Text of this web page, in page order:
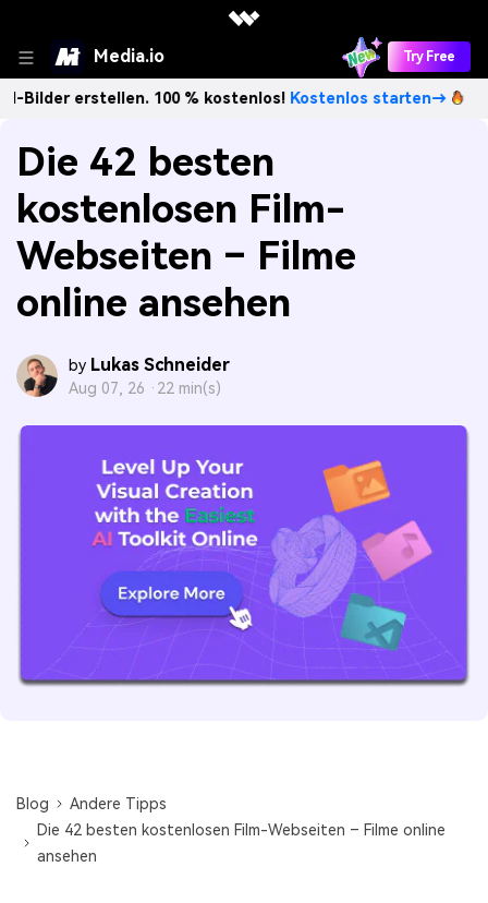
Media.io Try Free
erstellen. 100 % kostenlos!Kostenlos starten→
Die 42 besten
kostenlosen Film-
Webseiten – Filme
online ansehen
by Lukas Schneider
Aug 07, 26 · 22 min(s)
Blog
Andere Tipps
Die 42 besten kostenlosen Film-Webseiten – Filme online
ansehen